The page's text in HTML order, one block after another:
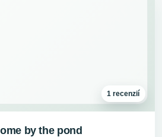
1 recenzií
by the pond